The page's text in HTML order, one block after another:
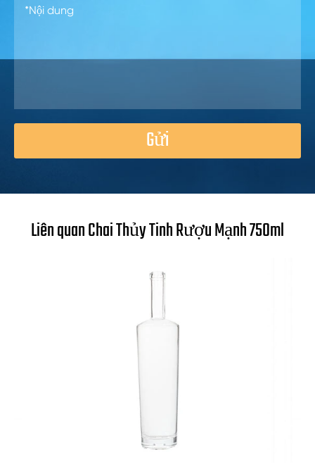
Gửi
Liên quan Chai Thủy Tinh Rượu Mạnh 750ml